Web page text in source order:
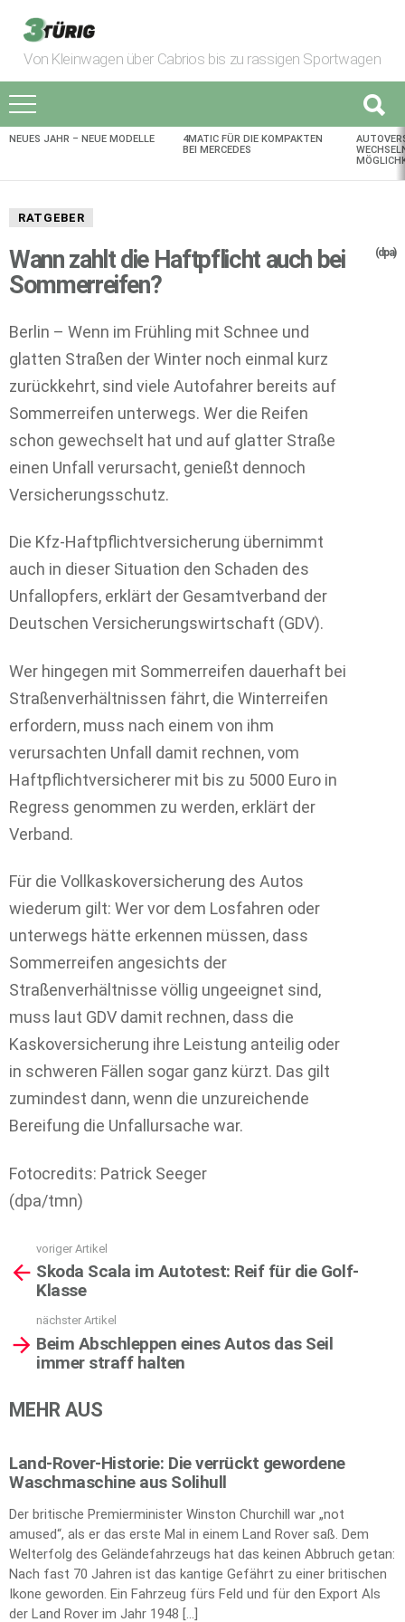
Von Kleinwagen über Cabrios bis zu rassigen Sportwagen
AKTUELLES
NEUES JAHR – NEUE MODELLE
4MATIC FÜR DIE KOMPAKTEN
BEI MERCEDES
RATGEBER
Wann zahlt die Haftpflicht auch bei
Sommerreifen?
(dpa)
Berlin – Wenn im Frühling mit Schnee und
glatten Straßen der Winter noch einmal kurz
zurückkehrt, sind viele Autofahrer bereits auf
Sommerreifen unterwegs. Wer die Reifen
schon gewechselt hat und auf glatter Straße
einen Unfall verursacht, genießt dennoch
Versicherungsschutz.
Die Kfz-Haftpflichtversicherung übernimmt
auch in dieser Situation den Schaden des
Unfallopfers, erklärt der Gesamtverband der
Deutschen Versicherungswirtschaft (GDV).
Wer hingegen mit Sommerreifen dauerhaft bei
Straßenverhältnissen fährt, die Winterreifen
erfordern, muss nach einem von ihm
verursachten Unfall damit rechnen, vom
Haftpflichtversicherer mit bis zu 5000 Euro in
Regress genommen zu werden, erklärt der
Verband.
Für die Vollkaskoversicherung des Autos
wiederum gilt: Wer vor dem Losfahren oder
unterwegs hätte erkennen müssen, dass
Sommerreifen angesichts der
Straßenverhältnisse völlig ungeeignet sind,
muss laut GDV damit rechnen, dass die
Kaskoversicherung ihre Leistung anteilig oder
in schweren Fällen sogar ganz kürzt. Das gilt
zumindest dann, wenn die unzureichende
Bereifung die Unfallursache war.
Fotocredits: Patrick Seeger
(dpa/tmn)
more
voriger Artikel
Skoda Scala im Autotest: Reif für die Golf-
Klasse
nächster Artikel
Beim Abschleppen eines Autos das Seil
immer straff halten
MEHR AUS
Land-Rover-Historie: Die verrückt gewordene
Waschmaschine aus Solihull
Der britische Premierminister Winston Churchill war „not
amused“, als er das erste Mal in einem Land Rover saß. Dem
Welterfolg des Geländefahrzeugs hat das keinen Abbruch getan:
Nach fast 70 Jahren ist das kantige Gefährt zu einer britischen
Ikone geworden. Ein Fahrzeug fürs Feld und für den Export Als
der Land Rover im Jahr 1948 […]